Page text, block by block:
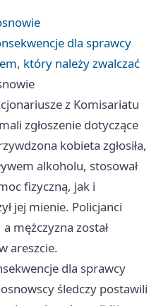
dla sprawcy
który należy zwalczać
z Komisariatu
zgłoszenie dotyczące
kobieta zgłosiła,
alkoholu, stosował
fizyczną, jak i
jej mienie. Policjanci
mężczyzna został
areszcie.
dla sprawcy
śledczy postawili